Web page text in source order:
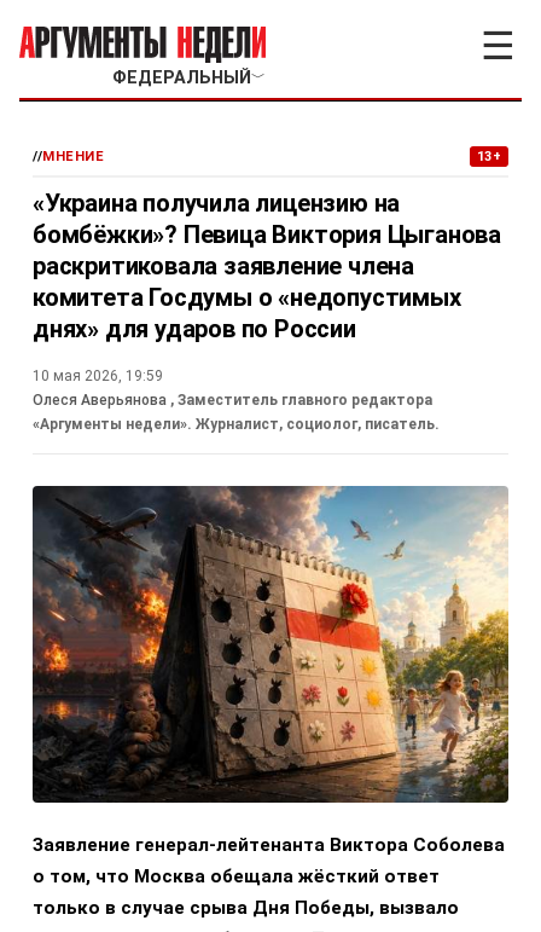
ФЕДЕРАЛЬНЫЙ ﹀
☰
//МНЕНИЕ 13+
«Украина получила лицензию на
бомбёжки»? Певица Виктория Цыганова
раскритиковала заявление члена
комитета Госдумы о «недопустимых
днях» для ударов по России
10 мая 2026, 19:59
Олеся Аверьянова , Заместитель главного редактора
«Аргументы недели». Журналист, социолог, писатель.
Заявление генерал-лейтенанта Виктора Соболева
о том, что Москва обещала жёсткий ответ
только в случае срыва Дня Победы, вызвало